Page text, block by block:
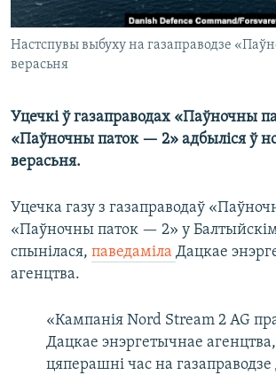
Настспувы выбуху на газаправодзе
верасьня
Уцечкі ў газаправодах «Паўночны
«Паўночны паток — 2» адбыліся ў
верасьня.
Уцечка газу з газаправодаў
«Паўночны паток — 2» у
спынілася, паведаміла Дацкае
агенцтва.
«Кампанія Nord Stream 2 AG
Дацкае энэргетычнае
цяперашні час на